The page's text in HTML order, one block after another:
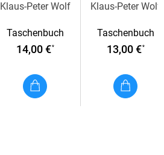
Klaus-Peter Wolf
Taschenbuch
14,00 €*
Klaus-Peter Wolf
Taschenbuch
13,00 €*